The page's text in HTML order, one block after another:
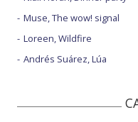
Muse, The wow! signal
Loreen, Wildfire
Andrés Suárez, Lúa